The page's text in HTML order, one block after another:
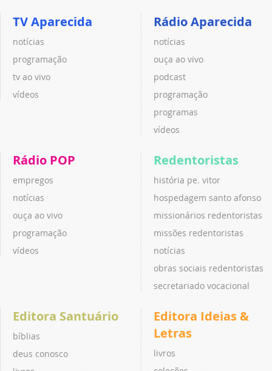
TV Aparecida
notícias
programação
tv ao vivo
vídeos
Rádio Aparecida
notícias
ouça ao vivo
podcast
programação
programas
vídeos
Rádio POP
empregos
notícias
ouça ao vivo
programação
vídeos
Redentoristas
história pe. vitor
hospedagem santo afonso
missionários redentoristas
missões redentoristas
notícias
obras sociais redentoristas
secretariado vocacional
Editora Santuário
bíblias
deus conosco
Editora Ideias &
Letras
livros